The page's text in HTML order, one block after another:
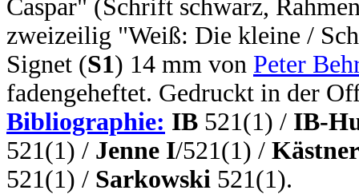
Caspar" (Schrift schwarz,
zweizeilig "Weiß: Die kleine /
Signet (S1) 14 mm von Peter
fadengeheftet. Gedruckt in der
Bibliographie: IB 521(1) / IB-
521(1) / Jenne I/521(1) / Kästner
521(1) / Sarkowski 521(1).